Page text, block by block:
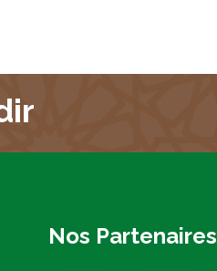
Nos Partenaires